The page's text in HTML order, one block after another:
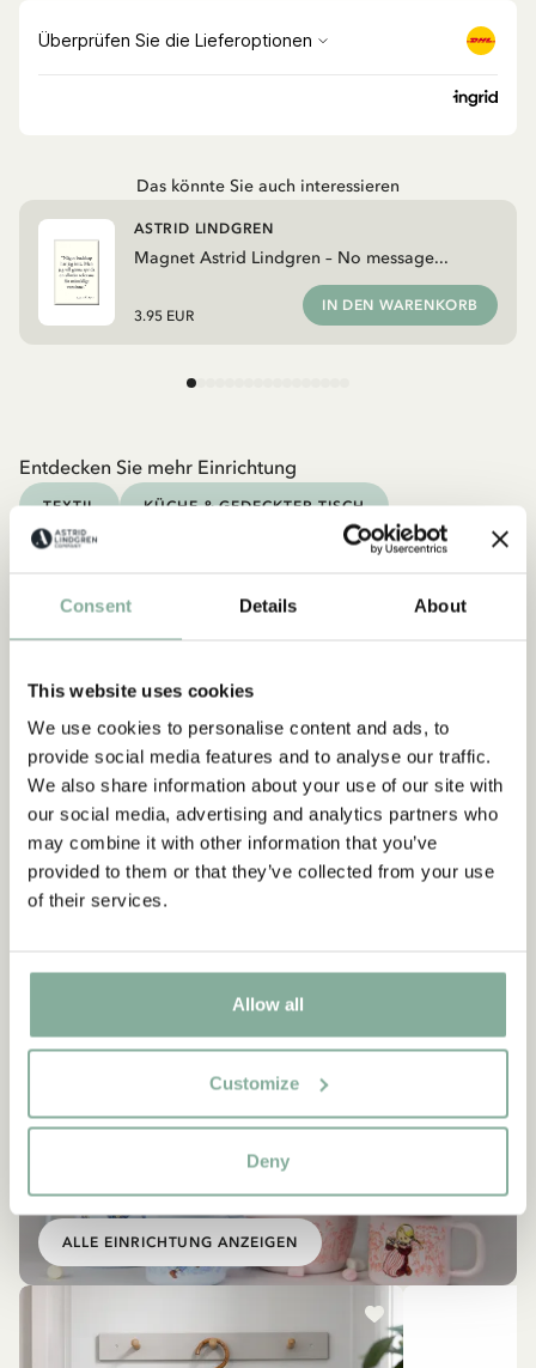
Consent Details About
This website uses cookies
We use cookies to personalise content and ads, to
provide social media features and to analyse our traffic.
We also share information about your use of our site with
our social media, advertising and analytics partners who
may combine it with other information that you’ve
provided to them or that they’ve collected from your use
of their services.
Allow all
Customize
Deny
Das könnte Sie auch interessieren
Magnet Astrid Lindgren – No message...
ASTRID LINDGREN
3.95 EUR
IN DEN WARENKORB
Entdecken Sie mehr Einrichtung
TEXTIL KÜCHE & GEDECKTER TISCH
TASSEN & BECHER
EINRICHTUNG
Empfehlungen für dich
ALLE EINRICHTUNG ANZEIGEN